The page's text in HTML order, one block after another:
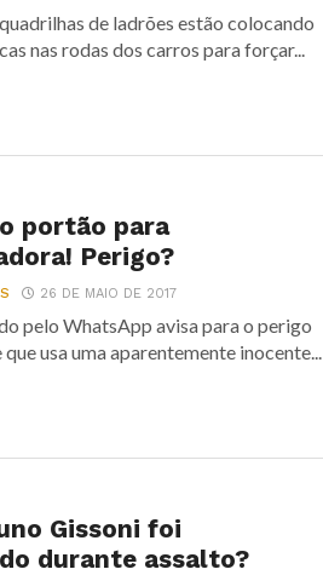
de ladrões estão colocando
nas rodas dos carros para forçar...
portão para
Perigo?
26 DE MAIO DE 2017
pelo WhatsApp avisa para o perigo
que usa uma aparentemente inocente...
Gissoni foi
durante assalto?